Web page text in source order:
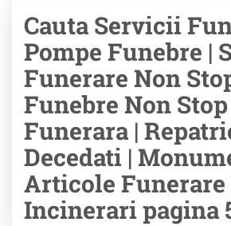
Cauta Servicii
Pompe Funebre |
Funerare Non
Funebre Non
Funerara |
Decedati |
Articole Funerare
Incinerari pagina